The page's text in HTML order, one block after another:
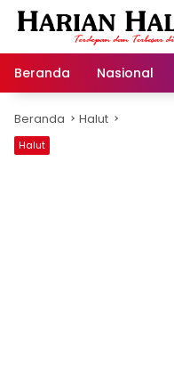
Langsung
Beranda
Nasional
Beranda Halut
Halut